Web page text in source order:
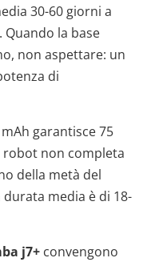
30-60 giorni a
la base
non aspettare: un
di
garantisce 75
robot non completa
della metà del
media è di 18-
j7+ convengono